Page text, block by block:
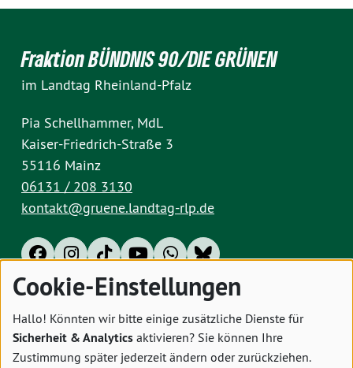
Fraktion BÜNDNIS 90/DIE GRÜNEN
im Landtag Rheinland-Pfalz
Pia Schellhammer, MdL
Kaiser-Friedrich-Straße 3
55116 Mainz
06131 / 208 3130
kontakt@gruene.landtag-rlp.de
Impressum Datenschutz Cookies
Cookie-Einstellungen
Hallo! Könnten wir bitte einige zusätzliche Dienste für
Sicherheit & Analytics aktivieren? Sie können Ihre
Zustimmung später jederzeit ändern oder zurückziehen.